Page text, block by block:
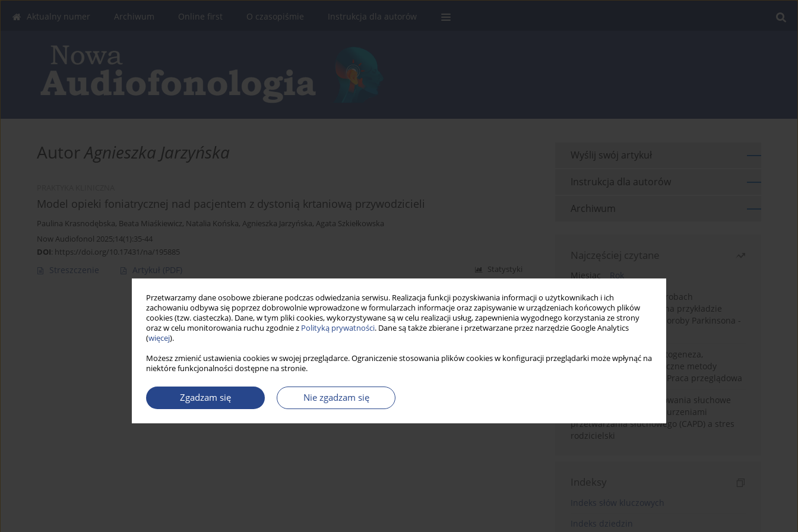
Przetwarzamy dane osobowe zbierane podczas odwiedzania serwisu. Realizacja funkcji pozyskiwania informacji o użytkownikach i ich
zachowaniu odbywa się poprzez dobrowolnie wprowadzone w formularzach informacje oraz zapisywanie w urządzeniach końcowych plików
cookies (tzw. ciasteczka). Dane, w tym pliki cookies, wykorzystywane są w celu realizacji usług, zapewnienia wygodnego korzystania ze strony
oraz w celu monitorowania ruchu zgodnie z Polityką prywatności. Dane są także zbierane i przetwarzane przez narzędzie Google Analytics
(więcej).
Możesz zmienić ustawienia cookies w swojej przeglądarce. Ograniczenie stosowania plików cookies w konfiguracji przeglądarki może wpłynąć na
niektóre funkcjonalności dostępne na stronie.
Zgadzam się Nie zgadzam się
Aktualny numer Archiwum Online first O czasopiśmie Instrukcja dla autorów
AutorAgnieszka Jarzyńska
Model opieki foniatrycznej nad pacjentem z dystonią krtaniową przywodzicieli
Paulina Krasnodębska, Beata Miaśkiewicz, Natalia Końska, Agnieszka Jarzyńska, Agata Szkiełkowska
Now Audiofonol 2025;14(1):35-44
DOI: https://doi.org/10.17431/na/195885
Streszczenie Artykuł (PDF) Statystyki
Wyślij swój artykuł
Instrukcja dla autorów
Archiwum
Najczęściej czytane
Miesiąc
Rok
Badanie zmysłów w chorobach
neurodegeneracyjnych na przykładzie
choroby Alzheimera i choroby Parkinsona -
przegląd literatury
Choroba Meniere’a – patogeneza,
diagnostyka, niechirurgiczne metody
leczenia i kontrowersje. Praca przeglądowa
Relacje rodzinne i zachowania słuchowe
dzieci z centralnymi zaburzeniami
przetwarzania słuchowego (CAPD) a stres
rodzicielski
Indeksy
Indeks słów kluczowych
Indeks dziedzin